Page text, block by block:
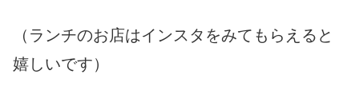
（ランチのお店はインスタをみてもらえると
嬉しいです）